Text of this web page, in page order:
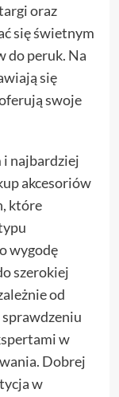
oraz
się świetnym
do peruk. Na
się
swoje
i najbardziej
akcesoriów
które
wygodę
szerokiej
od
w
Dobrej
w